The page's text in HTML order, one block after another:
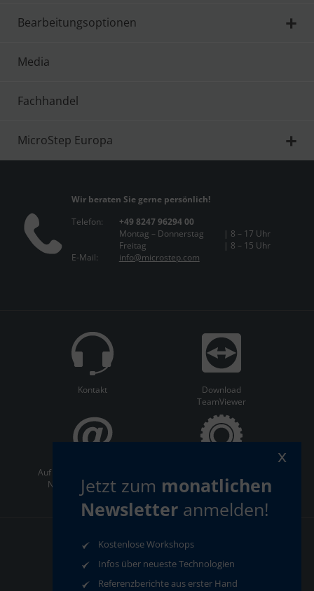
Bearbeitungsoptionen
Media
Fachhandel
MicroStep Europa
Wir beraten Sie gerne persönlich!
Telefon:
+49 8247 96294 00
Montag – Donnerstag
| 8 – 17 Uhr
Freitag
| 8 – 15 Uhr
E-Mail:
info@microstep.com
Kontakt
Download
TeamViewer
Auf dem Laufenden bleiben:
Newsletter abonnieren
AGB
Datenschutz
Impressum
Compliance
Jetzt zum monatlichen
Newsletter anmelden!
Kostenlose Workshops
Infos über neueste Technologien
Referenzberichte aus erster Hand
x